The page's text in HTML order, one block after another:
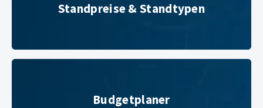
Standpreise & Standtypen
Budgetplaner
Budgetplaner